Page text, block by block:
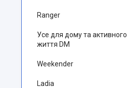
Ranger
Усе для дому та активного
життя DM
Weekender
Ladia